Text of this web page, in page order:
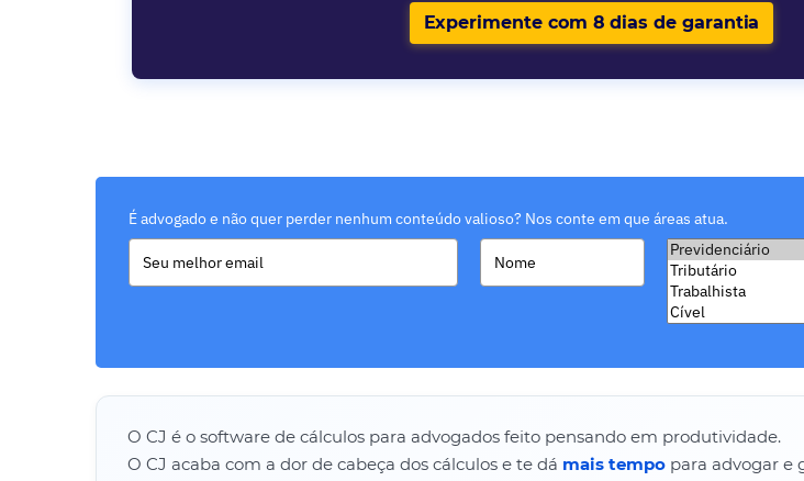
Experimente com 8 dias de garantia
É advogado e não quer perder nenhum conteúdo valioso? Nos conte em que áreas atua.
O CJ é o software de cálculos para advogados feito pensando em produtividade.
O CJ acaba com a dor de cabeça dos cálculos e te dá mais tempo para advogar e